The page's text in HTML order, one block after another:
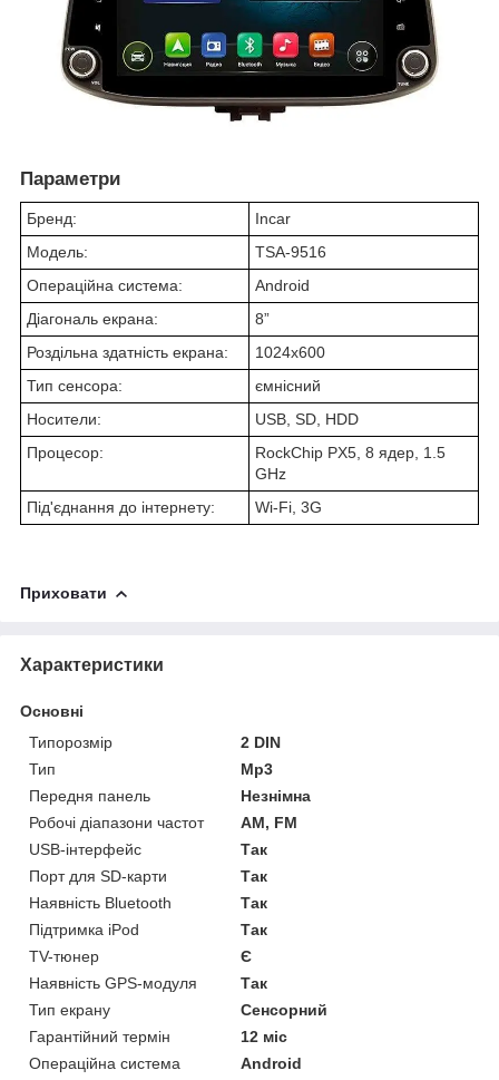
Параметри
Бренд:
Incar
Модель:
TSA-9516
Операційна система:
Android
Діагональ екрана:
8”
Роздільна здатність екрана:
1024x600
Тип сенсора:
ємнісний
Носители:
USB, SD, HDD
Процесор:
RockChip PX5, 8 ядер, 1.5
GHz
Під'єднання до інтернету:
Wi-Fi, 3G
Приховати
Характеристики
Основні
Типорозмір
2 DIN
Тип
Mp3
Передня панель
Незнімна
Робочі діапазони частот
AM, FM
USB-інтерфейс
Так
Порт для SD-карти
Так
Наявність Bluetooth
Так
Підтримка iPod
Так
TV-тюнер
Є
Наявність GPS-модуля
Так
Тип екрану
Сенсорний
Гарантійний термін
12 міс
Операційна система
Android